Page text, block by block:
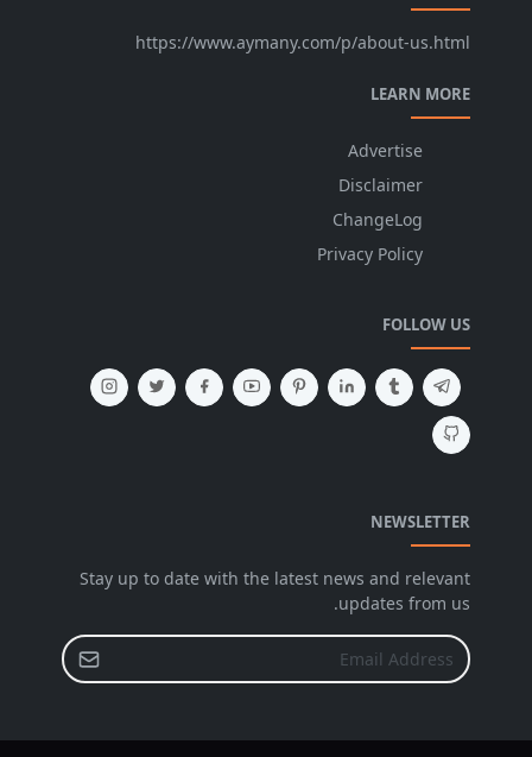
https://www.aymany.com/p/about-us.html
LEARN MORE
Advertise
Disclaimer
ChangeLog
Privacy Policy
FOLLOW US
NEWSLETTER
Stay up to date with the latest news and relevant
updates from us.